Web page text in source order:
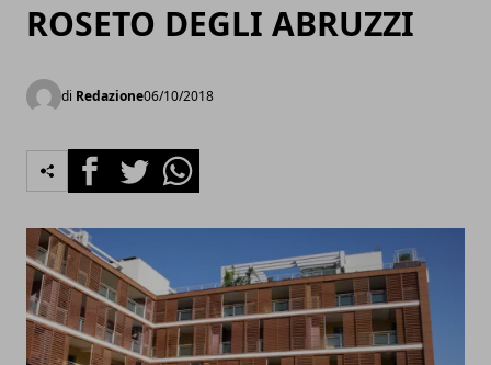
ROSETO DEGLI ABRUZZI
di Redazione06/10/2018
FacebookTwitterWhatsapp